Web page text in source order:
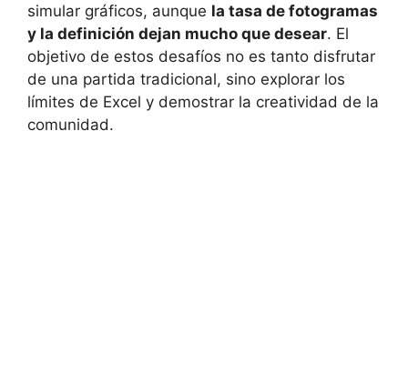
simular gráficos, aunque la tasa de fotogramas
y la definición dejan mucho que desear. El
objetivo de estos desafíos no es tanto disfrutar
de una partida tradicional, sino explorar los
límites de Excel y demostrar la creatividad de la
comunidad.